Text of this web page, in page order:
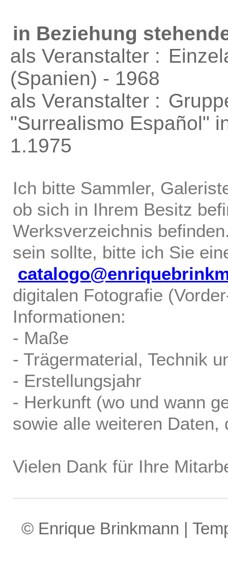
in Beziehung
als Veranstalter :
(Spanien) - 1968
als Veranstalter :
"Surrealismo Español"
1.1975
Ich bitte Sammler,
ob sich in Ihrem Besitz
Werksverzeichnis
sein sollte, bitte ich Sie
digitalen Fotografie
Informationen:
- Maße
- Trägermaterial, Technik
- Erstellungsjahr
- Herkunft (wo und wann
sowie alle weiteren
Vielen Dank für Ihre
© Enrique Brinkmann |